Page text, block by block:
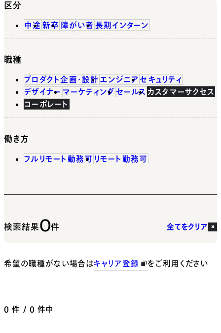
区分
中途 新卒 障がい者 長期インターン
職種
プロダクト企画・設計 エンジニア セキュリティ
デザイナー マーケティング セールス カスタマーサクセス
コーポレート
働き方
フルリモート勤務可 リモート勤務可
検索結果0件 全てをクリア
希望の職種がない場合はキャリア登録 をご利用ください
0 件 / 0 件中